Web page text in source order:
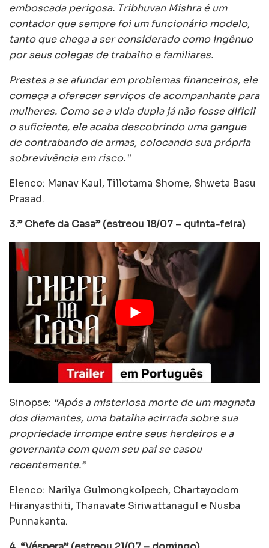
emboscada perigosa. Tribhuvan Mishra é um
contador que sempre foi um funcionário modelo,
tanto que chega a ser considerado como ingênuo
por seus colegas de trabalho e familiares.
Prestes a se afundar em problemas financeiros, ele
começa a oferecer serviços de acompanhante para
mulheres. Como se a vida dupla já não fosse difícil
o suficiente, ele acaba descobrindo uma gangue
de contrabando de armas, colocando sua própria
sobrevivência em risco.”
Elenco: Manav Kaul, Tillotama Shome, Shweta Basu
Prasad.
3.” Chefe da Casa” (estreou 18/07 – quinta-feira)
Sinopse: “Após a misteriosa morte de um magnata
dos diamantes, uma batalha acirrada sobre sua
propriedade irrompe entre seus herdeiros e a
governanta com quem seu pai se casou
recentemente.”
Elenco: Narilya Gulmongkolpech, Chartayodom
Hiranyasthiti, Thanavate Siriwattanagul e Nusba
Punnakanta.